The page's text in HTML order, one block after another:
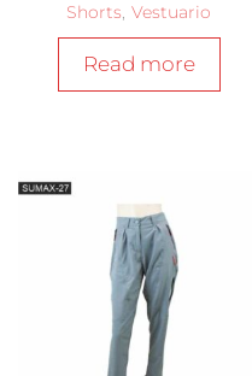
Shorts Vestuario
Read more